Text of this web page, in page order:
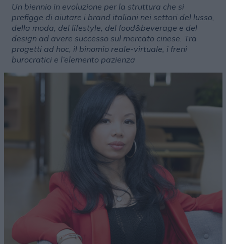
Un biennio in evoluzione per la struttura che si
prefigge di aiutare i brand italiani nei settori del lusso,
della moda, del lifestyle, del food&beverage e del
design ad avere successo sul mercato cinese. Tra
progetti ad hoc, il binomio reale-virtuale, i freni
burocratici e l’elemento pazienza